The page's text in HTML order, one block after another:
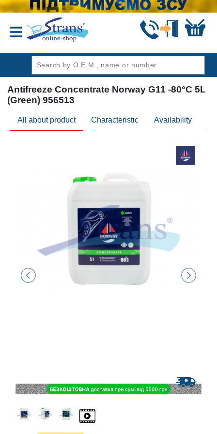
Antifreeze Concentrate Norway G11 -80°C 5L
(Green) 956513
All about product Characteristic Availability